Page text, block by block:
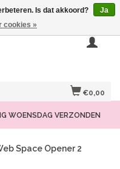
€0,00
WOENSDAG VERZONDEN
Space Opener 2
Is dat akkoord?
Ja
cookies »